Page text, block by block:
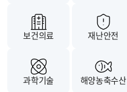
보건의료 재난안전
과학기술 해양농축수산